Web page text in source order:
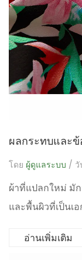
โดย ผู้ดูแลระบบ / วั
ผ้าที่แปลกใหม่ มั
และพื้นผิวที่เป็นเ
อ่านเพิ่มเติม